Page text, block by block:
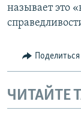
называет это
Поделиться
ЧИТАЙТЕ